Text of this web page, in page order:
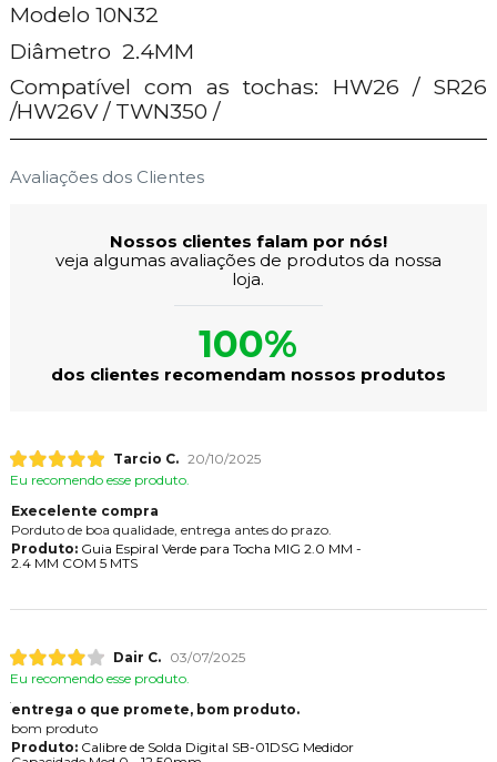
Modelo 10N32
Diâmetro 2.4MM
Compatível com as tochas: HW26 / SR26
/HW26V / TWN350 /
Avaliações dos Clientes
Nossos clientes falam por nós!
veja algumas avaliações de produtos da nossa
loja.
100%
dos clientes recomendam nossos produtos
Tarcio C. 20/10/2025
Eu recomendo esse produto.
Execelente compra
Porduto de boa qualidade, entrega antes do prazo.
Produto:Guia Espiral Verde para Tocha MIG 2.0 MM -
2.4 MM COM 5 MTS
Dair C.
03/07/2025
Eu recomendo esse produto.
entrega o que promete, bom produto.
bom produto
Produto:Calibre de Solda Digital SB-01DSG Medidor